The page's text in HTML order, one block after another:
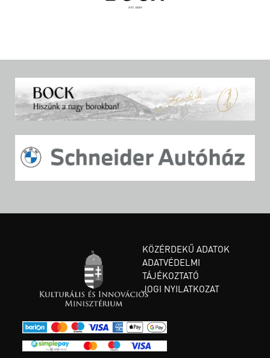
KÖZÉRDEKŰ ADATOK
ADATVÉDELMI
TÁJÉKOZTATÓ
JOGI NYILATKOZAT